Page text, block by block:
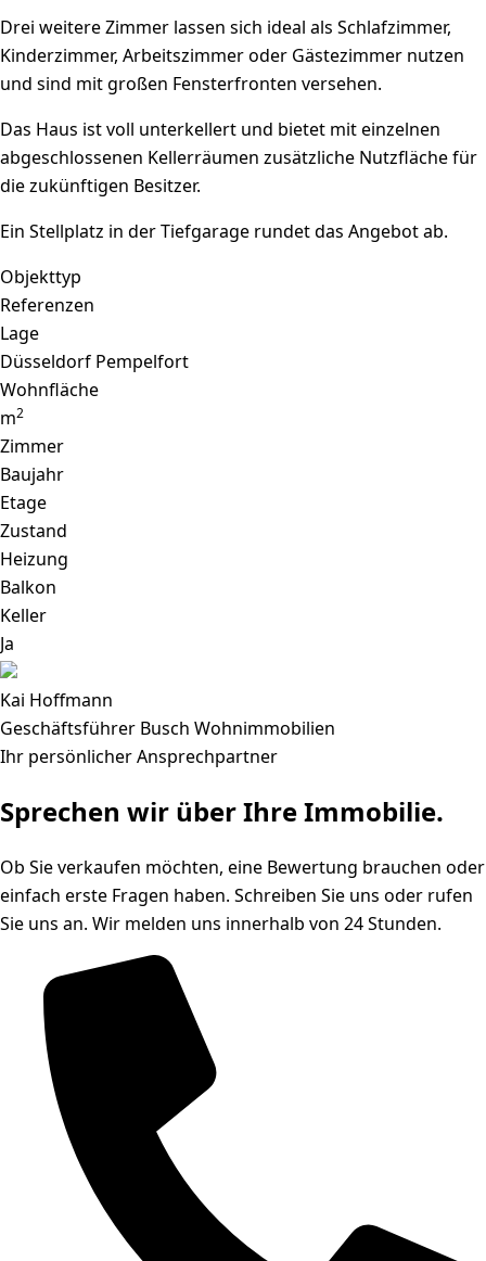
Drei weitere Zimmer lassen sich ideal als Schlafzimmer,
Kinderzimmer, Arbeitszimmer oder Gästezimmer nutzen
und sind mit großen Fensterfronten versehen.
Das Haus ist voll unterkellert und bietet mit einzelnen
abgeschlossenen Kellerräumen zusätzliche Nutzfläche für
die zukünftigen Besitzer.
Ein Stellplatz in der Tiefgarage rundet das Angebot ab.
Objekttyp
Referenzen
Lage
Düsseldorf Pempelfort
Wohnfläche
m2
Zimmer
Baujahr
Etage
Zustand
Heizung
Balkon
Keller
Ja
Kai Hoffmann
Geschäftsführer Busch Wohnimmobilien
Ihr persönlicher Ansprechpartner
Sprechen wir über Ihre Immobilie.
Ob Sie verkaufen möchten, eine Bewertung brauchen oder
einfach erste Fragen haben. Schreiben Sie uns oder rufen
Sie uns an. Wir melden uns innerhalb von 24 Stunden.